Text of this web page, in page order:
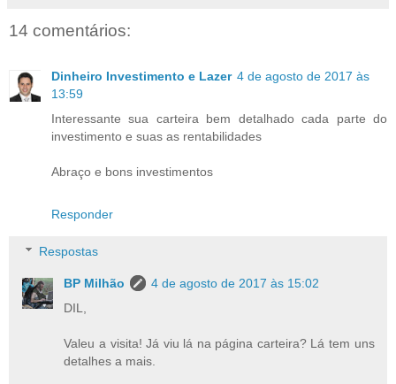
14 comentários:
Dinheiro Investimento e Lazer 4 de agosto de 2017 às
13:59
Interessante sua carteira bem detalhado cada parte do
investimento e suas as rentabilidades
Abraço e bons investimentos
Responder
Respostas
BP Milhão
4 de agosto de 2017 às 15:02
DIL,
Valeu a visita! Já viu lá na página carteira? Lá tem uns
detalhes a mais.